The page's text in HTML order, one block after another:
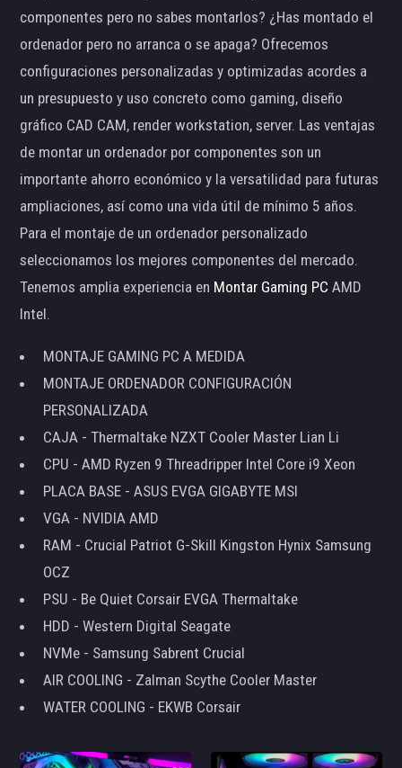
componentes pero no sabes montarlos? ¿Has montado el
ordenador pero no arranca o se apaga? Ofrecemos
configuraciones personalizadas y optimizadas acordes a
un presupuesto y uso concreto como gaming, diseño
gráfico CAD CAM, render workstation, server. Las ventajas
de montar un ordenador por componentes son un
importante ahorro económico y la versatilidad para futuras
ampliaciones, así como una vida útil de mínimo 5 años.
Para el montaje de un ordenador personalizado
seleccionamos los mejores componentes del mercado.
Tenemos amplia experiencia en Montar Gaming PC AMD
Intel.
MONTAJE GAMING PC A MEDIDA
MONTAJE ORDENADOR CONFIGURACIÓN
PERSONALIZADA
CAJA - Thermaltake NZXT Cooler Master Lian Li
CPU - AMD Ryzen 9 Threadripper Intel Core i9 Xeon
PLACA BASE - ASUS EVGA GIGABYTE MSI
VGA - NVIDIA AMD
RAM - Crucial Patriot G-Skill Kingston Hynix Samsung
OCZ
PSU - Be Quiet Corsair EVGA Thermaltake
HDD - Western Digital Seagate
NVMe - Samsung Sabrent Crucial
AIR COOLING - Zalman Scythe Cooler Master
WATER COOLING - EKWB Corsair